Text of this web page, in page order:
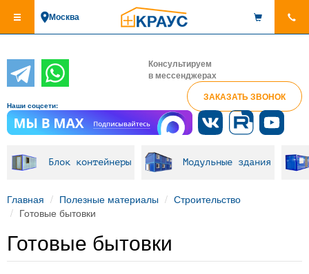
основному
Москва
Консультируем
в мессенджерах
ЗАКАЗАТЬ ЗВОНОК
Наши соцсети:
Блок контейнеры Модульные здания
Главная Полезные материалы
Строительство
Готовые бытовки
Готовые бытовки